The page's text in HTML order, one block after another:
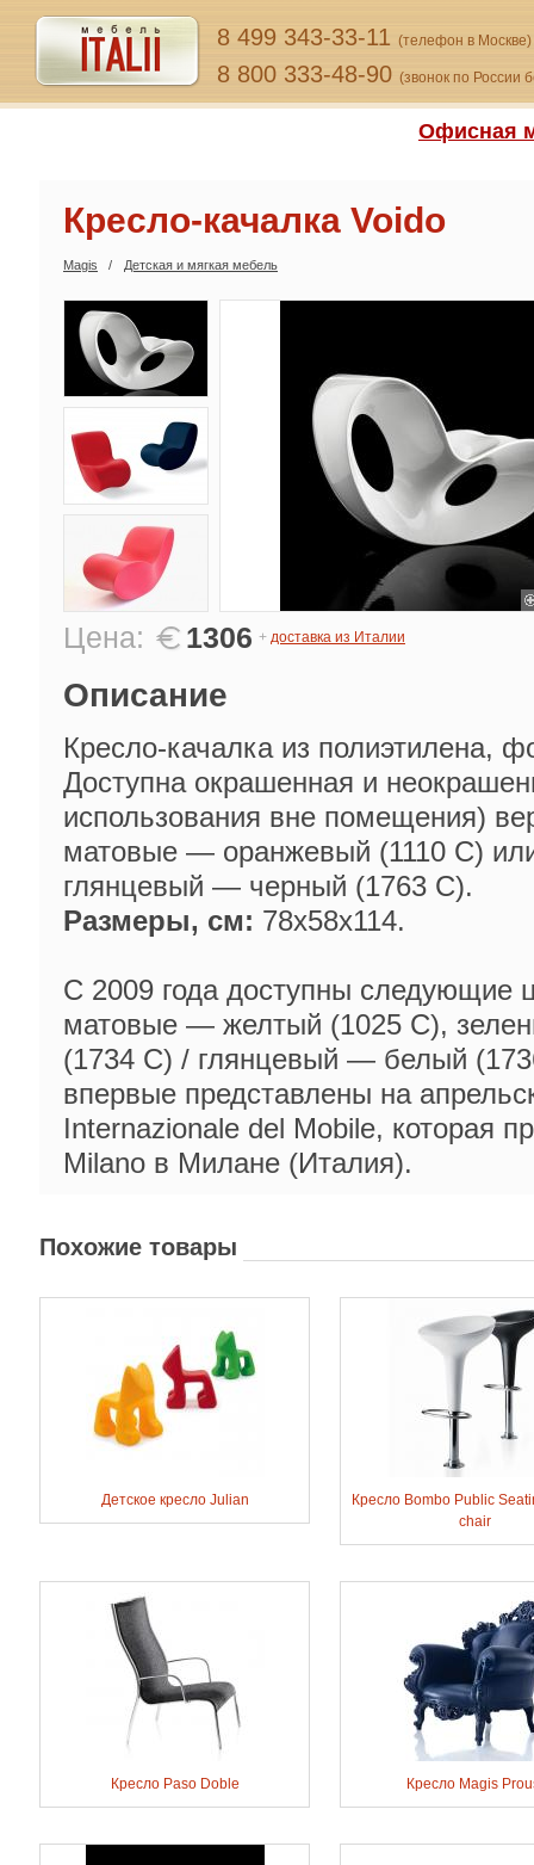
8 499 343-33-11 (телефон в Москве)
8 800 333-48-90 (звонок по России
Офисная
Кресло-качалка Voido
Magis Детская и мягкая мебель
Цена: 1306 + доставка из Италии
Описание
Кресло-качалка из полиэтилена,
Доступна окрашенная и
использования вне помещения)
матовые — оранжевый (1110 C)
глянцевый — черный (1763 C).
Размеры, см: 78х58х114.
С 2009 года доступны следующие
матовые — желтый (1025 С),
(1734 С) / глянцевый — белый
впервые представлены на
Internazionale del Mobile, которая
Milano в Милане (Италия).
Похожие товары
Детское кресло Julian
Кресло Bombo Public
chair
Кресло Paso Doble Кресло Magis